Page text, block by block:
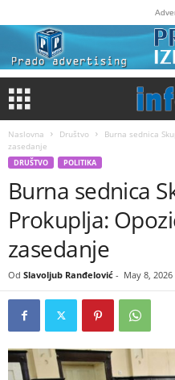
Naslovna Društvo
Burna sednica
zasedanje
DRUŠTVO POLITIKA
Burna sednica
Prokuplja:
zasedanje
Od Slavoljub Ranđelović - May 8, 2026